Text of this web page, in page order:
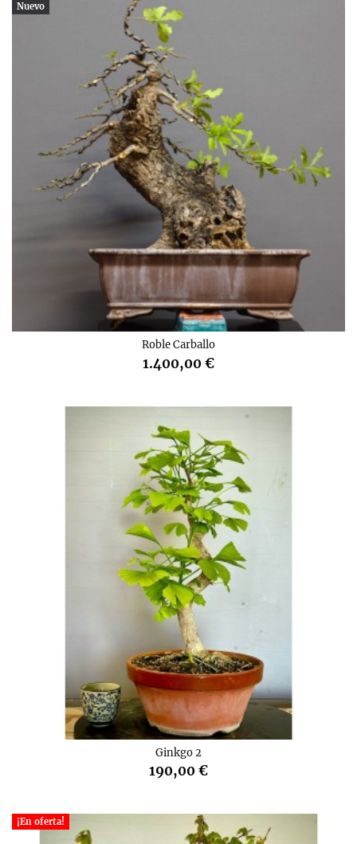
Nuevo
Roble Carballo
1.400,00 €
Ginkgo 2
190,00 €
¡En oferta!